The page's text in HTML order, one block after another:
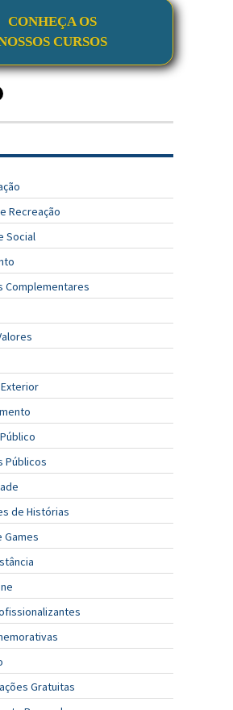
CONHEÇA OS
CURSOS
Recreação
Social
Complementares
Públicos
de Histórias
Games
Gratuitas